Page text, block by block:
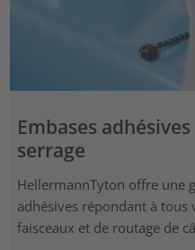
Embases
serrage
HellermannTyton offre une
adhésives répondant à tous
faisceaux et de routage de